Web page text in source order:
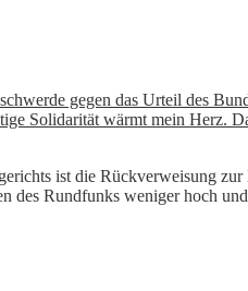
gegen das Urteil des
Solidarität wärmt mein Herz.
ist die Rückverweisung
des Rundfunks weniger hoch